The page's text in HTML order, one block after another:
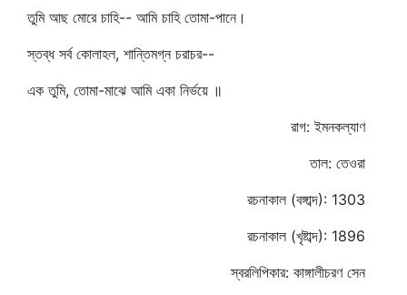
তুমি আছ মোরে চাহি-- আমি চাহি তোমা-পানে।
স্তব্ধ সর্ব কোলাহল, শান্তিমগ্ন চরাচর--
এক তুমি, তোমা-মাঝে আমি একা নির্ভয়ে ॥
রাগ: ইমনকল্যাণ
তাল: তেওরা
রচনাকাল (বঙ্গাব্দ): 1303
রচনাকাল (খৃষ্টাব্দ): 1896
স্বরলিপিকার: কাঙ্গালীচরণ সেন